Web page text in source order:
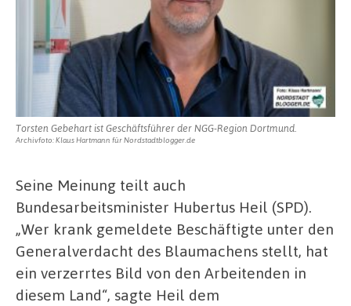
Torsten Gebehart ist Geschäftsführer der NGG-Region Dortmund.
Archivfoto: Klaus Hartmann für Nordstadtblogger.de
Seine Meinung teilt auch
Bundesarbeitsminister Hubertus Heil (SPD).
„Wer krank gemeldete Beschäftigte unter den
Generalverdacht des Blaumachens stellt, hat
ein verzerrtes Bild von den Arbeitenden in
diesem Land“, sagte Heil dem